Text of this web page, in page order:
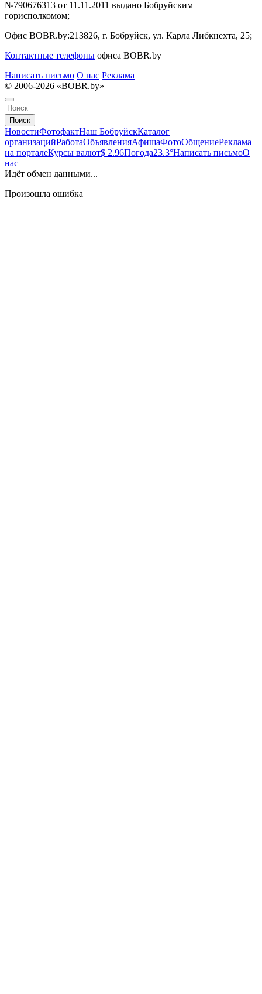
№790676313 от 11.11.2011 выдано Бобруйским
горисполкомом;
Офис BOBR.by:213826, г. Бобруйск, ул. Карла Либкнехта, 25;
Контактные телефоны офиса BOBR.by
Написать письмо О нас Реклама
© 2006-2026 «BOBR.by»
Поиск
НовостиФотофактНаш БобруйскКаталог
организацийРаботаОбъявленияАфишаФотоОбщениеРеклама
на порталеКурсы валют$ 2.96Погода23.3°Написать письмоО
нас
Идёт обмен данными...
Произошла ошибка